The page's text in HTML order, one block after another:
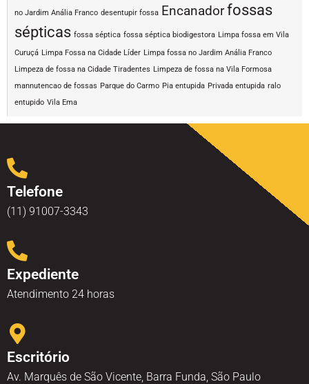
no Jardim Anália Franco desentupir fossa Encanadorfossas
sépticas fossa séptica fossa séptica biodigestora Limpa fossa em Vila
Curuçá Limpa Fossa na Cidade Líder Limpa fossa no Jardim Anália Franco
Limpeza de fossa na Cidade Tiradentes Limpeza de fossa na Vila Formosa
mannutencao de fossas Parque do Carmo Pia entupida Privada entupida ralo
entupido Vila Ema
Telefone
(11) 91007-3343
Expediente
Atendimento 24 horas
Escritório
Av. Marquês de São Vicente, Barra Funda, São Paulo